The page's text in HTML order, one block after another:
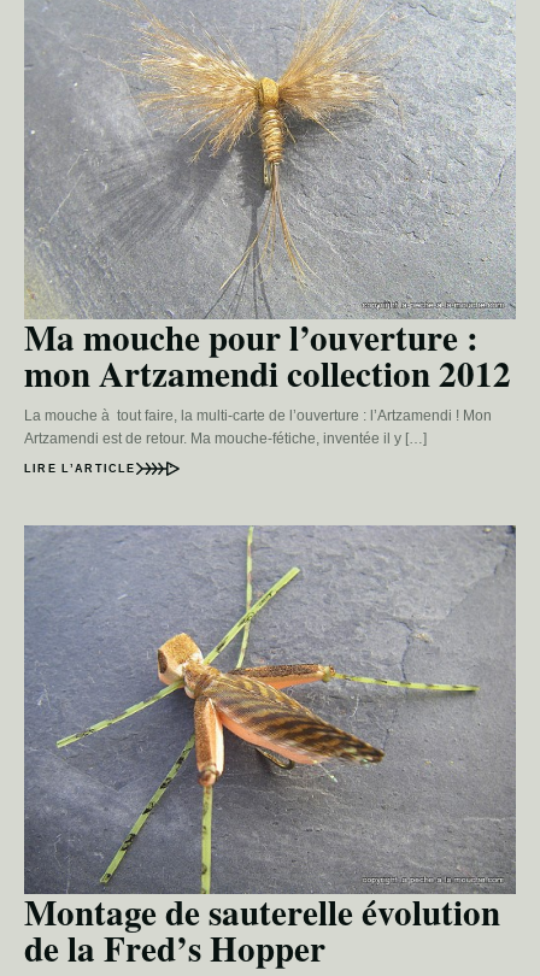
Ma mouche pour l’ouverture :
mon Artzamendi collection 2012
La mouche à tout faire, la multi-carte de l’ouverture : l’Artzamendi ! Mon
Artzamendi est de retour. Ma mouche-fétiche, inventée il y […]
LIRE L’ARTICLE
Montage de sauterelle évolution
de la Fred’s Hopper